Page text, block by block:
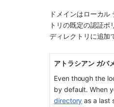
ドメインはローカ
トリの既定の認証
ディレクトリに追加
アトラシアン ガバ
Even though the
by default. When
directory as a last